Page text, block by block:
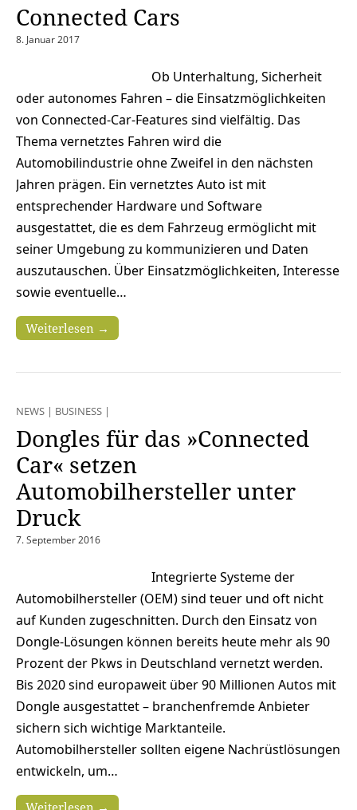
Connected Cars
8. Januar 2017
Ob Unterhaltung, Sicherheit
oder autonomes Fahren – die Einsatzmöglichkeiten
von Connected-Car-Features sind vielfältig. Das
Thema vernetztes Fahren wird die
Automobilindustrie ohne Zweifel in den nächsten
Jahren prägen. Ein vernetztes Auto ist mit
entsprechender Hardware und Software
ausgestattet, die es dem Fahrzeug ermöglicht mit
seiner Umgebung zu kommunizieren und Daten
auszutauschen. Über Einsatzmöglichkeiten, Interesse
sowie eventuelle…
Weiterlesen →
NEWS | BUSINESS |
Dongles für das »Connected
Car« setzen
Automobilhersteller unter
Druck
7. September 2016
Integrierte Systeme der
Automobilhersteller (OEM) sind teuer und oft nicht
auf Kunden zugeschnitten. Durch den Einsatz von
Dongle-Lösungen können bereits heute mehr als 90
Prozent der Pkws in Deutschland vernetzt werden.
Bis 2020 sind europaweit über 90 Millionen Autos mit
Dongle ausgestattet – branchenfremde Anbieter
sichern sich wichtige Marktanteile.
Automobilhersteller sollten eigene Nachrüstlösungen
entwickeln, um…
Weiterlesen →